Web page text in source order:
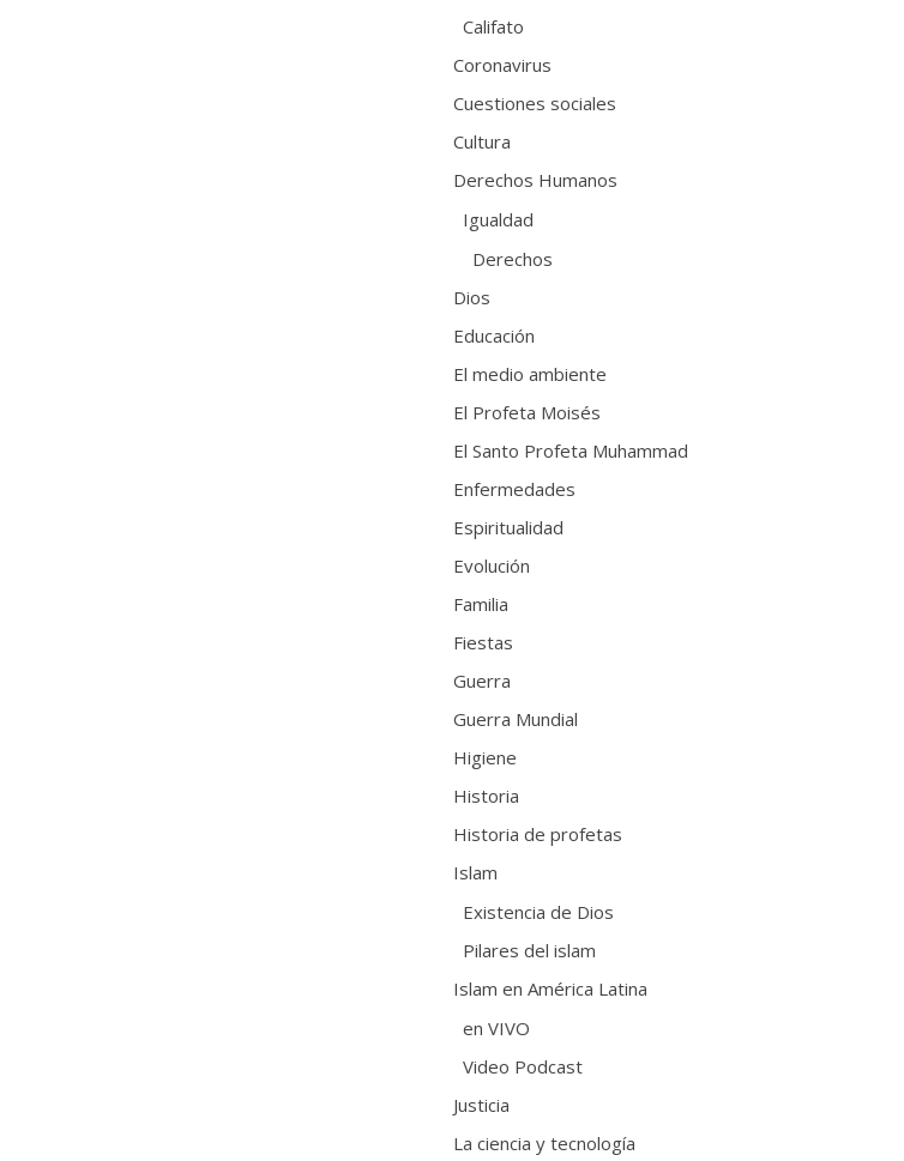
Califato
Coronavirus
Cuestiones sociales
Cultura
Derechos Humanos
Igualdad
Derechos
Dios
Educación
El medio ambiente
El Profeta Moisés
El Santo Profeta Muhammad
Enfermedades
Espiritualidad
Evolución
Familia
Fiestas
Guerra
Guerra Mundial
Higiene
Historia
Historia de profetas
Islam
Existencia de Dios
Pilares del islam
Islam en América Latina
en VIVO
Video Podcast
Justicia
La ciencia y tecnología